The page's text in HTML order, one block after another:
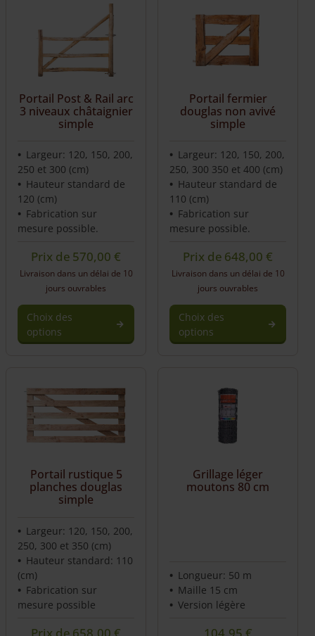
Portail Post & Rail arc
3 niveaux châtaignier
simple
Largeur: 120, 150, 200,
250 et 300 (cm)
Hauteur standard de
120 (cm)
Fabrication sur
mesure possible.
Prix de 570,00€
Livraison dans un délai de 10
jours ouvrables
Choix des
options
Portail fermier
douglas non avivé
simple
Largeur: 120, 150, 200,
250, 300 350 et 400 (cm)
Hauteur standard de
110 (cm)
Fabrication sur
mesure possible.
Prix de 648,00€
Livraison dans un délai de 10
jours ouvrables
Choix des
options
Portail rustique 5
planches douglas
simple
Largeur: 120, 150, 200,
250, 300 et 350 (cm)
Hauteur standard: 110
(cm)
Fabrication sur
mesure possible
Prix de 658,00€
Grillage léger
moutons 80 cm
Longueur: 50 m
Maille 15 cm
Version légère
104,95 €